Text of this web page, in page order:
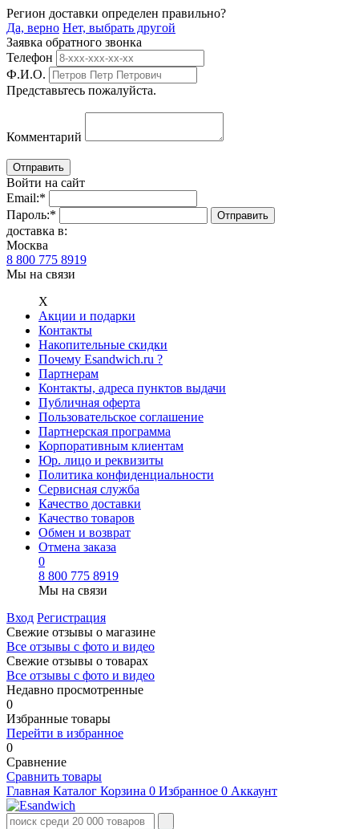
Регион доставки определен правильно?
Да, верно Нет, выбрать другой
Заявка обратного звонка
Телефон
Ф.И.О.
Представьтесь пожалуйста.
Комментарий
Войти на сайт
Email:*
Пароль:*
доставка в:
Москва
8 800 775 8919
Мы на связи
Х
Акции и подарки
Контакты
Накопительные скидки
Почему Esandwich.ru ?
Партнерам
Контакты, адреса пунктов выдачи
Публичная оферта
Пользовательское соглашение
Партнерская программа
Корпоративным клиентам
Юр. лицо и реквизиты
Политика конфиденциальности
Сервисная служба
Качество доставки
Качество товаров
Обмен и возврат
Отмена заказа
0
8 800 775 8919
Мы на связи
Вход Регистрация
Свежие отзывы о магазине
Все отзывы с фото и видео
Свежие отзывы о товарах
Все отзывы c фото и видео
Недавно просмотренные
0
Избранные товары
Перейти в избранное
0
Сравнение
Сравнить товары
Главная Каталог Корзина 0 Избранное 0 Аккаунт